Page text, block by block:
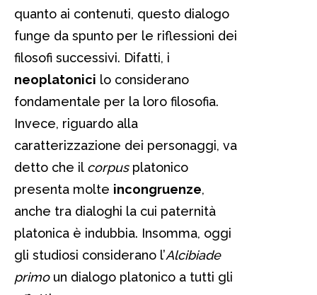
quanto ai contenuti, questo dialogo
funge da spunto per le riflessioni dei
filosofi successivi. Difatti, i
neoplatonici lo considerano
fondamentale per la loro filosofia.
Invece, riguardo alla
caratterizzazione dei personaggi, va
detto che il corpusplatonico
presenta molte incongruenze,
anche tra dialoghi la cui paternità
platonica è indubbia. Insomma, oggi
gli studiosi considerano l’Alcibiade
primoun dialogo platonico a tutti gli